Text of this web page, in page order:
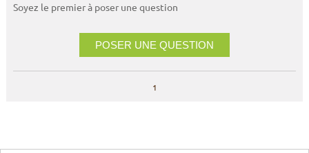
Soyez le premier à poser une question
POSER UNE QUESTION
1